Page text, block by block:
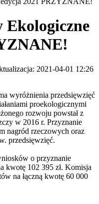
Ekologiczne
2021-04-01 12:26
wyróżnienia przedsięwzięć
proekologicznymi
rozwoju powstał z
w 2016 r. Przyznanie
nagród rzeczowych oraz
przedsięwzięć.
o przyznanie
kwotę 102 395 zł. Komisja
na łączną kwotę 60 000